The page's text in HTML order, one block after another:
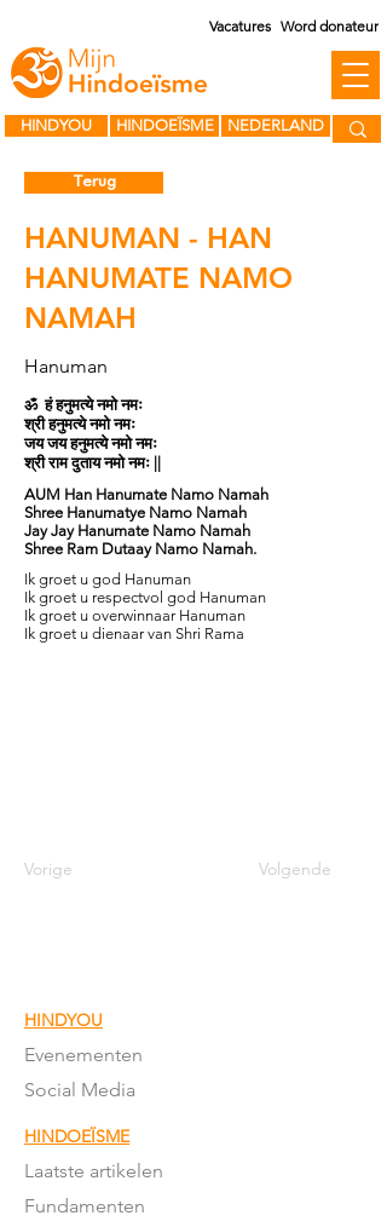
HINDOEÏSME
HINDYOU NEDERLAND
Vacatures Word donateur
Terug
HANUMAN - HAN
HANUMATE NAMO
NAMAH
Hanuman
ॐ हं हनुमत्ये नमो नमः
श्री हनुमत्ये नमो नमः
जय जय हनुमत्ये नमो नमः
श्री राम दुताय नमो नमः ||
AUM Han Hanumate Namo Namah
Shree Hanumatye Namo Namah
Jay Jay Hanumate Namo Namah
Shree Ram Dutaay Namo Namah.
Ik groet u god Hanuman
Ik groet u respectvol god Hanuman
Ik groet u overwinnaar Hanuman
Ik groet u dienaar van Shri Rama
Vorige Volgende
HINDYOU
Evenementen
Social Media
HINDOEÏSME
Laatste artikelen
Fundamenten